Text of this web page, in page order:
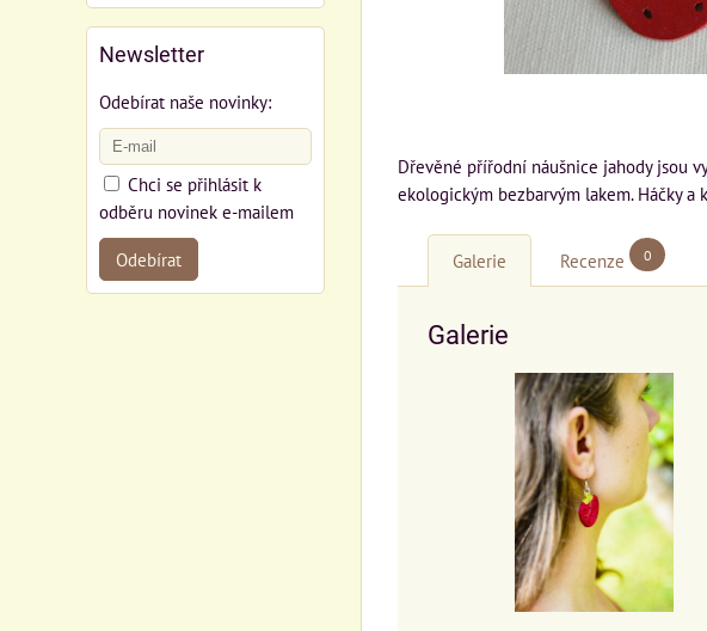
Dřevěné přířodní náušnice jahody jsou
ekologickým bezbarvým lakem. Háčky
Galerie Recenze 0
Galerie
Newsletter
Odebírat naše novinky:
Chci se přihlásit k
odběru novinek e-mailem
Odebírat